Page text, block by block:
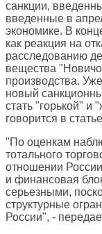
санкции,
введенные в
экономике. В
как реакция на
расследованию
вещества
производства.
новый
стать "горькой" и
говорится в
"По оценкам
тотального
отношении
и финансовая
серьезными,
структурные
России", -